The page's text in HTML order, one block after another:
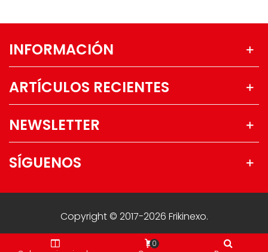
INFORMACIÓN
ARTÍCULOS RECIENTES
NEWSLETTER
SÍGUENOS
Copyright © 2017-2026 Frikinexo.
0